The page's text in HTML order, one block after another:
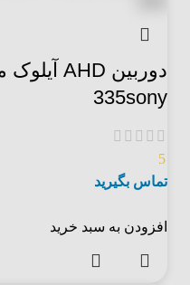
335sony
5
تماس بگیرید
افزودن به سبد خرید